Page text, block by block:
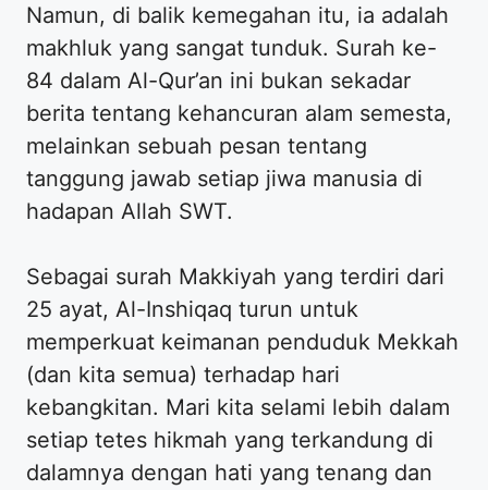
Namun, di balik kemegahan itu, ia adalah
makhluk yang sangat tunduk. Surah ke-
84 dalam Al-Qur’an ini bukan sekadar
berita tentang kehancuran alam semesta,
melainkan sebuah pesan tentang
tanggung jawab setiap jiwa manusia di
hadapan Allah SWT.
​Sebagai surah Makkiyah yang terdiri dari
25 ayat, Al-Inshiqaq turun untuk
memperkuat keimanan penduduk Mekkah
(dan kita semua) terhadap hari
kebangkitan. Mari kita selami lebih dalam
setiap tetes hikmah yang terkandung di
dalamnya dengan hati yang tenang dan